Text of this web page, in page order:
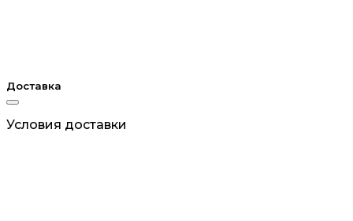
Доставка
Условия доставки